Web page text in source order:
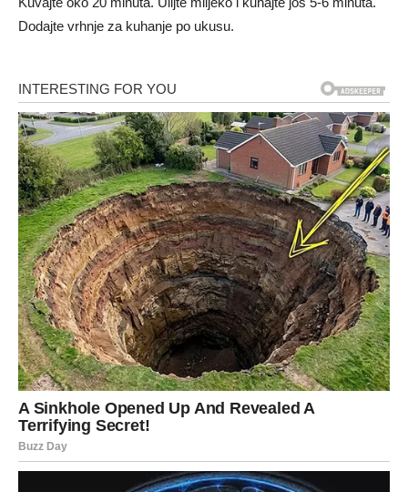
Dodajte vrhnje za kuhanje po ukusu.